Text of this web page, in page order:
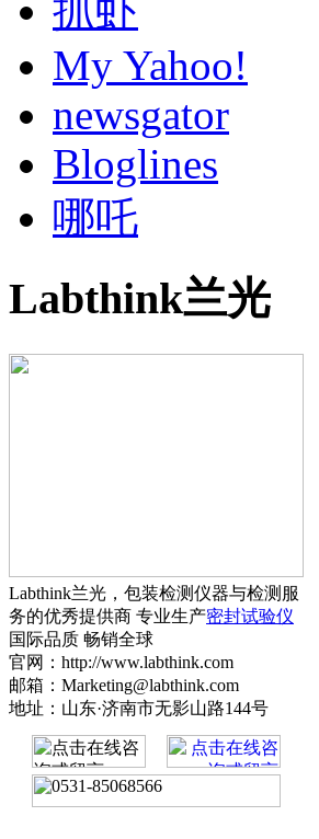
抓虾
My Yahoo!
newsgator
Bloglines
哪吒
Labthink兰光
Labthink兰光，包装检测仪器与检测服
务的优秀提供商 专业生产密封试验仪
国际品质 畅销全球
官网：http://www.labthink.com
邮箱：Marketing@labthink.com
地址：山东·济南市无影山路144号